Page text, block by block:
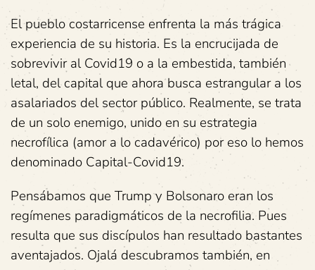
El pueblo costarricense enfrenta la más trágica
experiencia de su historia. Es la encrucijada de
sobrevivir al Covid19 o a la embestida, también
letal, del capital que ahora busca estrangular a los
asalariados del sector público. Realmente, se trata
de un solo enemigo, unido en su estrategia
necrofílica (amor a lo cadavérico) por eso lo hemos
denominado Capital-Covid19.
Pensábamos que Trump y Bolsonaro eran los
regímenes paradigmáticos de la necrofilia. Pues
resulta que sus discípulos han resultado bastantes
aventajados. Ojalá descubramos también, en